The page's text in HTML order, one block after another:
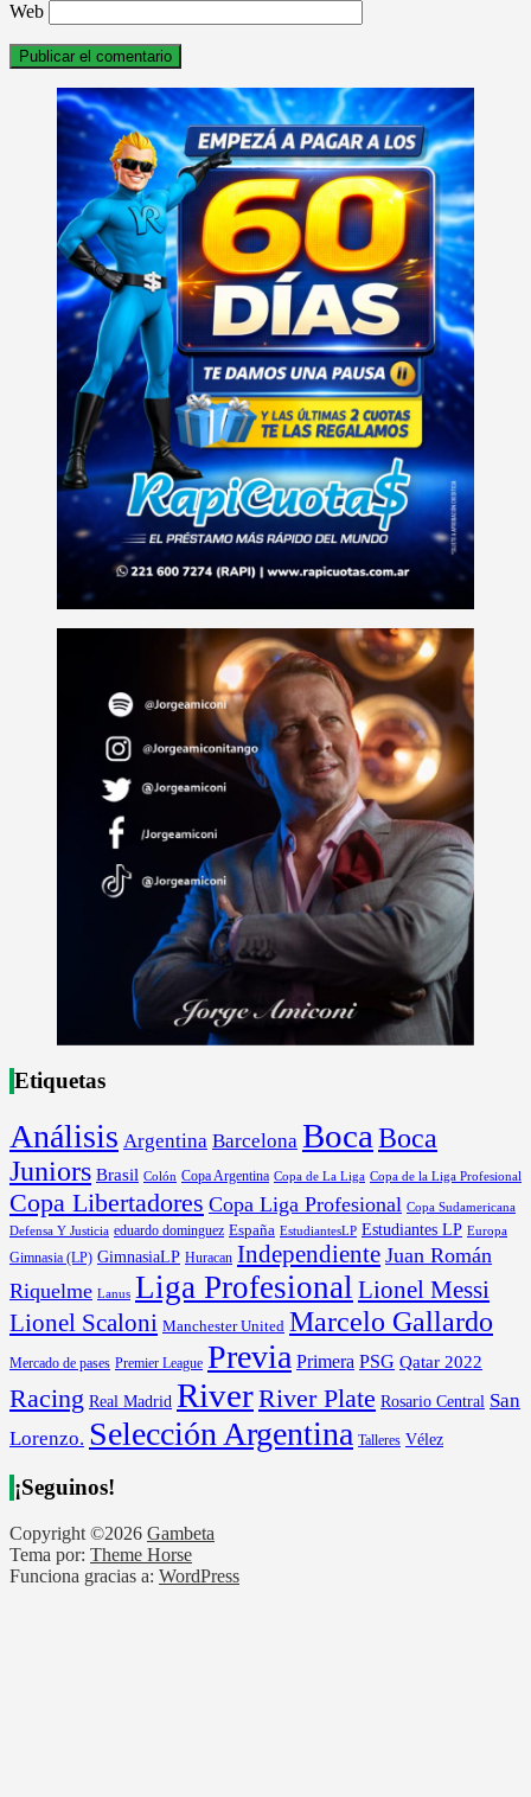
Web
Etiquetas
Análisis Argentina Barcelona Boca Boca
Juniors Brasil Colón Copa Argentina Copa de La Liga Copa de la Liga Profesional
Copa Libertadores Copa Liga Profesional Copa Sudamericana
Defensa Y Justicia eduardo dominguez España EstudiantesLP Estudiantes LP Europa
Gimnasia (LP) GimnasiaLP Huracan Independiente Juan Román
Riquelme Lanus Liga Profesional Lionel Messi
Lionel Scaloni Manchester United Marcelo Gallardo
Mercado de pases Premier League Previa Primera PSG Qatar 2022
Racing Real Madrid RiverRiver Plate Rosario Central San
Lorenzo. Selección Argentina Talleres Vélez
¡Seguinos!
Copyright ©2026 Gambeta
Tema por: Theme Horse
Funciona gracias a: WordPress